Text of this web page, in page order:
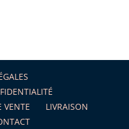
VENTE
LIVRAISON